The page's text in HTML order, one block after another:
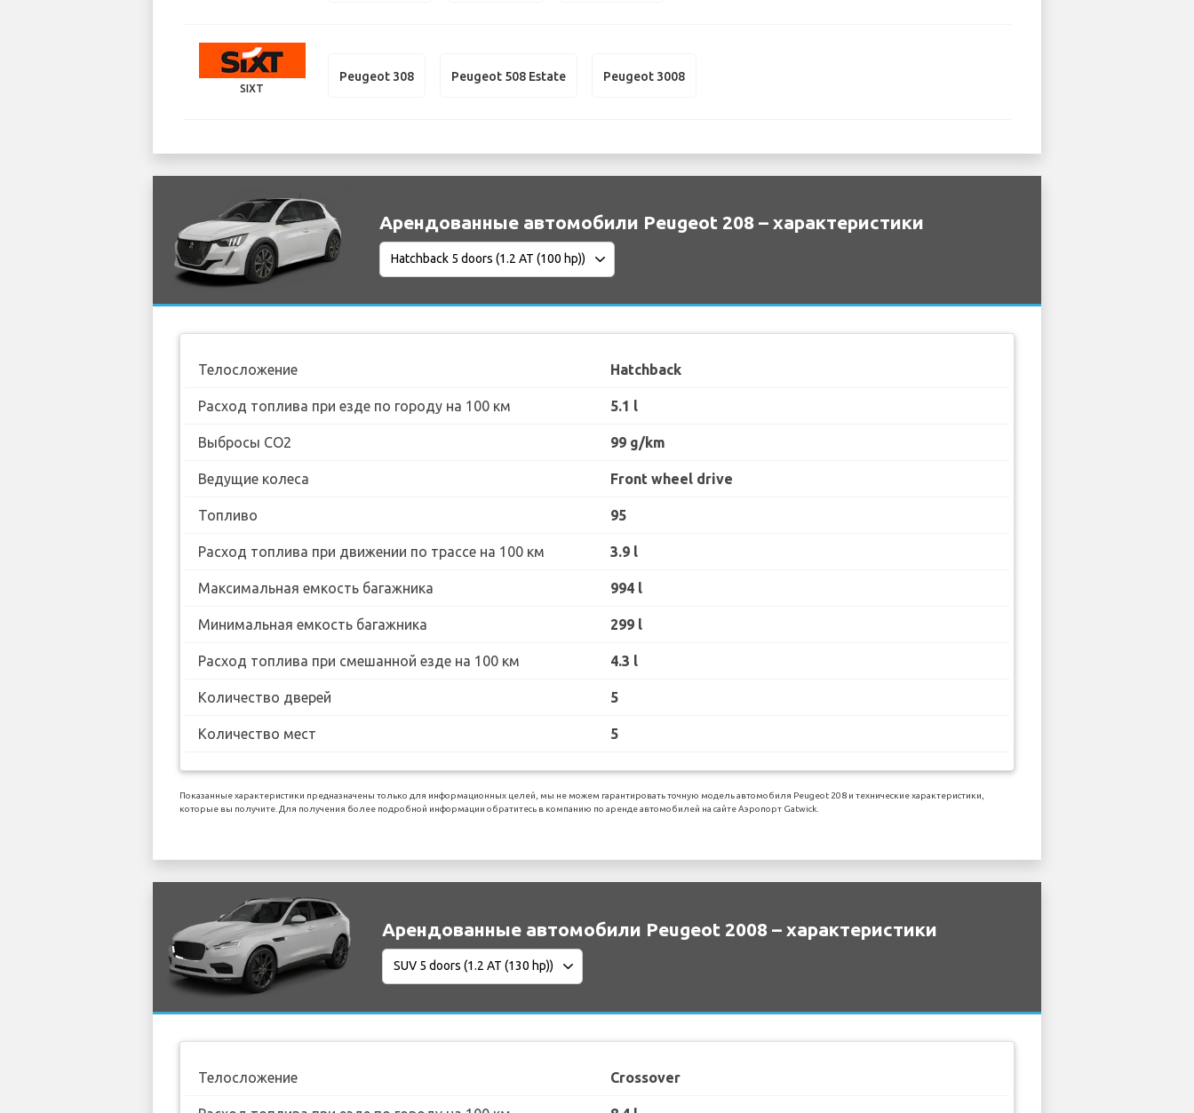
SIXT
Peugeot 308 Peugeot 508 Estate Peugeot 3008
Арендованные автомобили Peugeot 208 – характеристики
Телосложение Hatchback
Расход топлива при езде по городу на 100 км 5.1 l
Выбросы CO2 99 g/km
Ведущие колеса Front wheel drive
Топливо 95
Расход топлива при движении по трассе на 100 км 3.9 l
Максимальная емкость багажника 994 l
Минимальная емкость багажника 299 l
Расход топлива при смешанной езде на 100 км 4.3 l
Количество дверей 5
Количество мест 5
Показанные характеристики предназначены только для информационных целей, мы не можем гарантировать точную модель автомобиля Peugeot 208 и технические характеристики,
которые вы получите. Для получения более подробной информации обратитесь в компанию по аренде автомобилей на сайте Аэропорт Gatwick.
Арендованные автомобили Peugeot 2008 – характеристики
Телосложение Crossover